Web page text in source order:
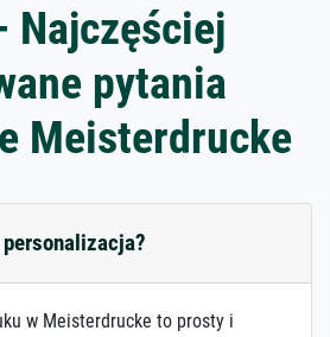
Najczęściej
pytania
Meisterdrucke
w Meisterdrucke to prosty i